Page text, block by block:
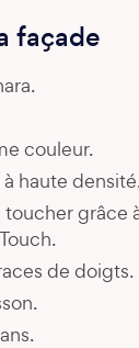
façade
couleur.
haute
grâce
de doigts.